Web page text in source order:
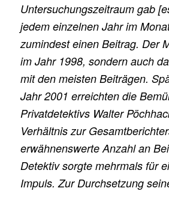
Untersuchungszeitraum gab
jedem einzelnen Jahr im
zumindest einen Beitrag. Der
im Jahr 1998, sondern auch
mit den meisten Beiträgen.
Jahr 2001 erreichten die
Privatdetektivs Walter
Verhältnis zur
erwähnenswerte Anzahl an
Detektiv sorgte mehrmals für
Impuls. Zur Durchsetzung